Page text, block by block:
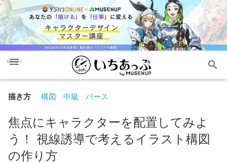
menu
カテゴリ search
描き方 構図 中級 パース
焦点にキャラクターを配置してみよ
う！ 視線誘導で考えるイラスト構図
の作り方